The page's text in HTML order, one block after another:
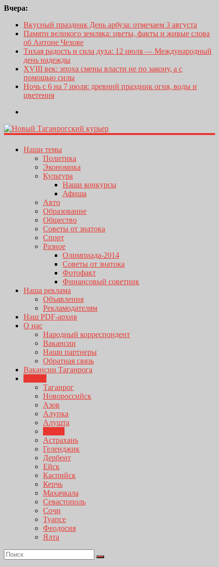
Вчера:
Вкусный праздник День арбуза: отмечаем 3 августа
Памяти великого земляка: цветы, факты и живые слова
об Антоне Чехове
Тихая радость и сила духа: 12 июля — Международный
день надежды
XVIII век: эпоха смены власти не по закону, а с
помощью силы
Ночь с 6 на 7 июля: древний праздник огня, воды и
цветения
Наши темы
Политика
Экономика
Культура
Наши конкурсы
Афиша
Авто
Образование
Общество
Советы от знатока
Спорт
Разное
Олимпиада-2014
Советы от знатока
Фотофакт
Финансовый советник
Наша реклама
Объявления
Рекламодателям
Наш PDF-архив
О нас
Народный корреспондент
Вакансии
Наши партнеры
Обратная связь
Вакансии Таганрога
Таганрог
Новороссийск
Азов
Алупка
Алушта
Астрахань
Геленджик
Дербент
Ейск
Каспийск
Керчь
Махачкала
Севастополь
Сочи
Туапсе
Феодосия
Ялта